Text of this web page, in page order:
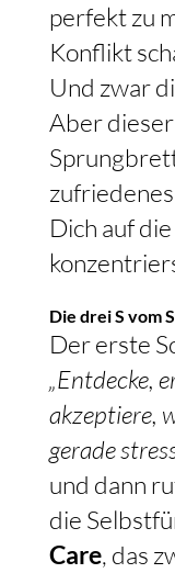
perfekt zu
Konflikt
Und zwar
Aber
Dich auf
Die drei S vom
Der erste
„Entdecke,
akzeptiere,
gerade
und dann
die
Care, das